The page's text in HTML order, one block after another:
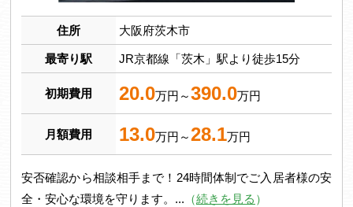
住所 大阪府茨木市
最寄り駅 JR京都線「茨木」駅より徒歩15分
初期費用 20.0万円～390.0万円
月額費用 13.0万円～28.1万円
安否確認から相談相手まで！24時間体制でご入居者様の安
全・安心な環境を守ります。... （続きを見る ）